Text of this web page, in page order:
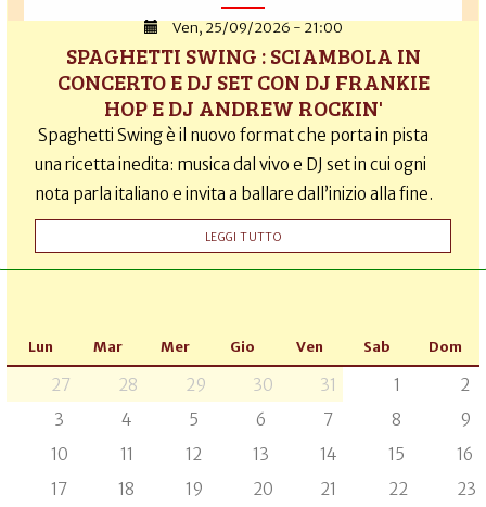
Ven, 25/09/2026 - 21:00
SPAGHETTI SWING : SCIAMBOLA IN
CONCERTO E DJ SET CON DJ FRANKIE
HOP E DJ ANDREW ROCKIN'
Spaghetti Swing è il nuovo format che porta in pista
una ricetta inedita: musica dal vivo e DJ set in cui ogni
nota parla italiano e invita a ballare dall’inizio alla fine.
LEGGI TUTTO
Lun Mar Mer Gio Ven Sab Dom
27 28 29 30 31 1
2
3
4 5 6 7 8
9
10
11 12 13 14 15
16
17
18 19 20 21 22
23